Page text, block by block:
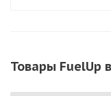
Товары FuelUp